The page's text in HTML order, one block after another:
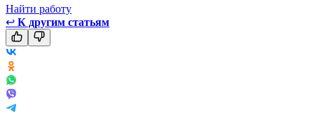
Найти работу
↩ К другим статьям